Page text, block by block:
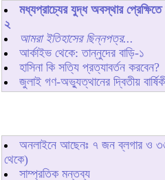
মধ্যপ্রাচ্যের যুদ্ধ অবস্থার প্রেক্ষিতে
২
আমরা ইতিহাসের ছিন্নপত্র...
আর্কাইভ থেকে: তান্নুদের বাড়ি-১
হাসিনা কি সত্যি প্রত্যাবর্তন করবেন?
জুলাই গণ-অভ্যুত্থানের দ্বিতীয়
অনলাইনে আছেনঃ ৭ জন ব্লগার ও
থেকে)
সাম্প্রতিক মন্তব্য